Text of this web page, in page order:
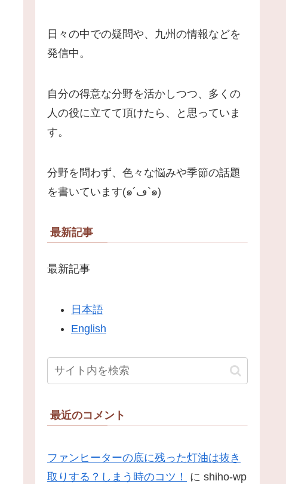
日々の中での疑問や、九州の情報などを
発信中。
自分の得意な分野を活かしつつ、多くの
人の役に立てて頂けたら、と思っていま
す。
分野を問わず、色々な悩みや季節の話題
を書いています(๑´ڡ`๑)
最新記事
最新記事
日本語
English
最近のコメント
ファンヒーターの底に残った灯油は抜き
取りする？しまう時のコツ！
に shiho-wp